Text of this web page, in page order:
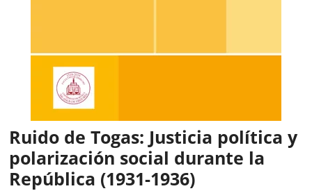
Ruido de Togas: Justicia política y
polarización social durante la
República (1931-1936)